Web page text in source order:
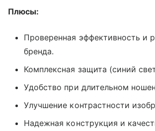
Плюсы:
Проверенная эффективность и
бренда.
Комплексная защита (синий
Удобство при длительном
Улучшение контрастности
Надежная конструкция и